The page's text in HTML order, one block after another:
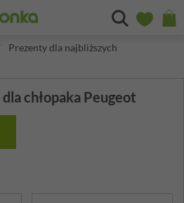
Prezenty dla najbliższych
chłopaka Peugeot